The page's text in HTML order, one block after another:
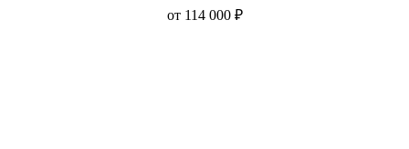
от 114 000 ₽